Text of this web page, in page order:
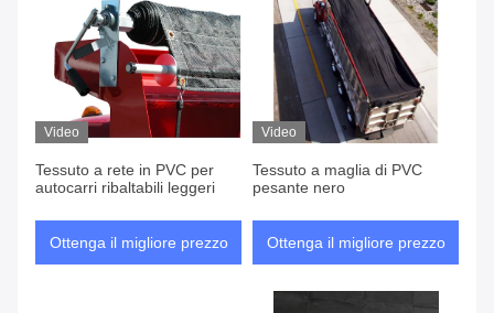
Video
Tessuto a rete in PVC per
autocarri ribaltabili leggeri
Ottenga il migliore prezzo
Video
Tessuto a maglia di PVC
pesante nero
Ottenga il migliore prezzo